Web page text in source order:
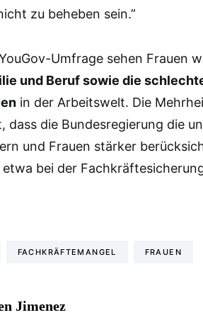
zu beheben sein.”
Umfrage sehen Frauen
und Beruf sowie die
in der Arbeitswelt. Die
dass die Bundesregierung die
und Frauen stärker
bei der
FACHKRÄFTEMANGEL FRAUEN
Jimenez